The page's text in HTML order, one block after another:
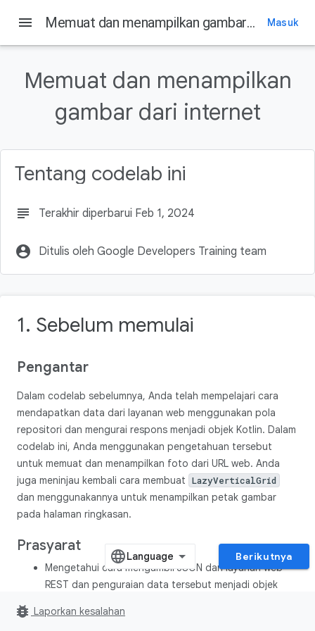
1. Sebelum memulai
Pengantar
Yang akan Anda pelajari
menu Memuat dan menampilkan gambar dari internet Masuk
Memuat dan menampilkan
gambar dari internet
Tentang codelab ini
subject Terakhir diperbarui Feb 1, 2024
account_circle Ditulis oleh Google Developers Training team
1. Sebelum memulai
Pengantar
Dalam codelab sebelumnya, Anda telah mempelajari cara
mendapatkan data dari layanan web menggunakan pola
repositori dan mengurai respons menjadi objek Kotlin. Dalam
codelab ini, Anda menggunakan pengetahuan tersebut
untuk memuat dan menampilkan foto dari URL web. Anda
juga meninjau kembali cara membuat
LazyVerticalGrid
dan menggunakannya untuk menampilkan petak gambar
pada halaman ringkasan.
Prasyarat
Mengetahui cara mengambil JSON dari layanan web
REST dan penguraian data tersebut menjadi objek
Berikutnya
bug_report Laporkan kesalahan